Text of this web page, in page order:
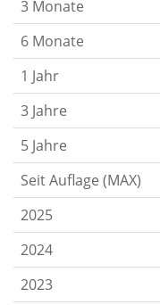
3 Monate
6 Monate
1 Jahr
3 Jahre
5 Jahre
Seit Auflage (MAX)
2025
2024
2023